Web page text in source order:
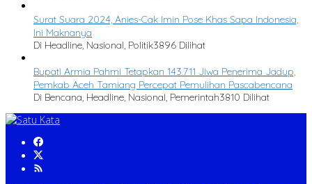
Surat Suara 2024, Anies-Cak Imin Pose Khas Sapa Indonesia,
Ini Maknanya
Di Headline, Nasional, Politik3896 Dilihat
Bupati Armia Pahmi Tetapkan 143.711 Jiwa Penerima Jadup,
Pemkab Aceh Tamiang Percepat Pemulihan Pascabencana
Di Bencana, Headline, Nasional, Pemerintah3810 Dilihat